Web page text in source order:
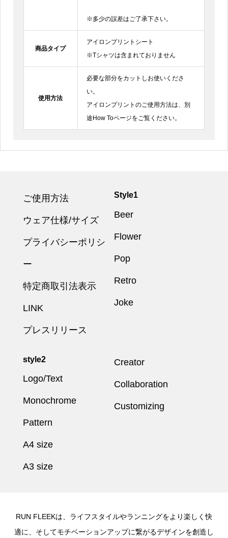
※多少の誤差はご了承下さい。
商品タイプ
アイロンプリントシート
※Tシャツは含まれておりません
使用方法
必要な部分をカットしお使いくださ
い。
アイロンプリントのご使用方法は、別
途How Toページをご覧ください。
ご使用方法
ウェア仕様/サイズ
プライバシーポリシ
ー
特定商取引法表示
LINK
プレスリリース
Style1
Beer
Flower
Pop
Retro
Joke
style2
Logo/Text
Monochrome
Pattern
A4 size
A3 size
Creator
Collaboration
Customizing
RUN FLEEKは、ライフスタイルやランニングをより楽しく快
適に、そしてモチベーションアップに繋がるデザインを創造し